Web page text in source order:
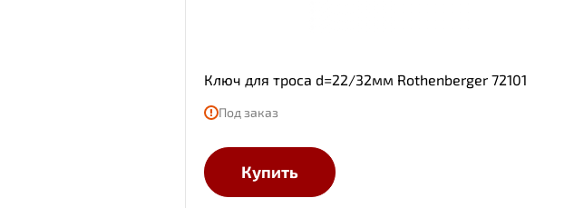
Ключ для троса d=22/32мм Rothenberger 72101
Под заказ
Купить